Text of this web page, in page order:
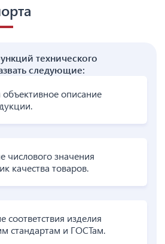
технического
следующие:
объективное описание
числового значения
качества товаров.
соответствия изделия
стандартам и ГОСТам.